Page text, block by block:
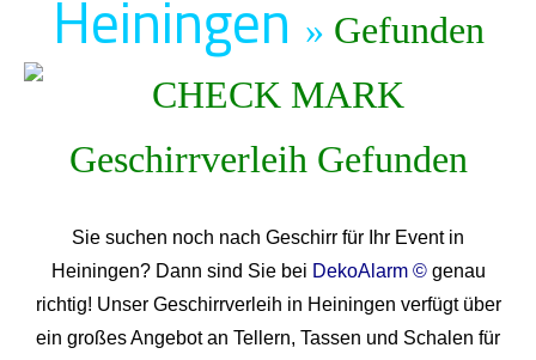
Heiningen » Gefunden
Sie suchen noch nach Geschirr für Ihr Event in
Heiningen? Dann sind Sie bei DekoAlarm ©genau
richtig! Unser Geschirrverleih in Heiningen verfügt über
ein großes Angebot an Tellern, Tassen und Schalen für